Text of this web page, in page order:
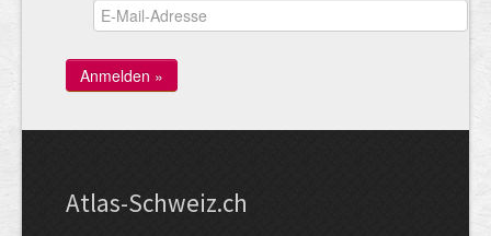
Atlas-Schweiz.ch